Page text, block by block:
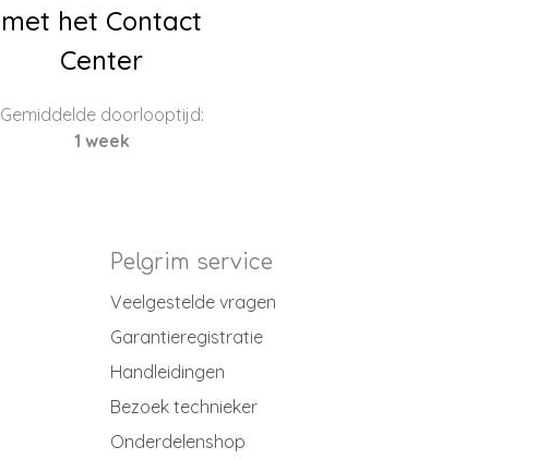
met het Contact
Center
Gemiddelde doorlooptijd:
1 week
Pelgrim service
Veelgestelde vragen
Garantieregistratie
Handleidingen
Bezoek technieker
Onderdelenshop